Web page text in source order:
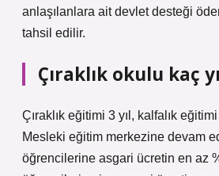
anlaşılanlara ait devlet desteği
tahsil edilir.
Çıraklık okulu kaç
Çıraklık eğitimi 3 yıl, kalfalık
Mesleki eğitim merkezine devam
öğrencilerine asgari ücretin en az